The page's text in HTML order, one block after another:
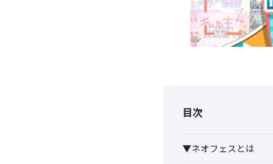
目次
▼ネオフェスとは